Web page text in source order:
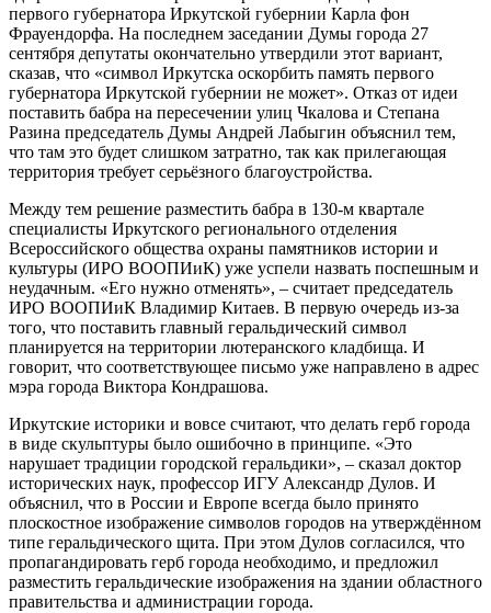
первого губернатора Иркутской губернии Карла фон
Фрауендорфа. На последнем заседании Думы города 27
сентября депутаты окончательно утвердили этот вариант,
сказав, что «символ Иркутска оскорбить память первого
губернатора Иркутской губернии не может». Отказ от идеи
поставить бабра на пересечении улиц Чкалова и Степана
Разина председатель Думы Андрей Лабыгин объяснил тем,
что там это будет слишком затратно, так как прилегающая
территория требует серьёзного благоустройства.
Между тем решение разместить бабра в 130-м квартале
специалисты Иркутского регионального отделения
Всероссийского общества охраны памятников истории и
культуры (ИРО ВООПИиК) уже успели назвать поспешным и
неудачным. «Его нужно отменять», – считает председатель
ИРО ВООПИиК Владимир Китаев. В первую очередь из-за
того, что поставить главный геральдический символ
планируется на территории лютеранского кладбища. И
говорит, что соответствующее письмо уже направлено в адрес
мэра города Виктора Кондрашова.
Иркутские историки и вовсе считают, что делать герб города
в виде скульптуры было ошибочно в принципе. «Это
нарушает традиции городской геральдики», – сказал доктор
исторических наук, профессор ИГУ Александр Дулов. И
объяснил, что в России и Европе всегда было принято
плоскостное изображение символов городов на утверждённом
типе геральдического щита. При этом Дулов согласился, что
пропагандировать герб города необходимо, и предложил
разместить геральдические изображения на здании областного
правительства и администрации города.